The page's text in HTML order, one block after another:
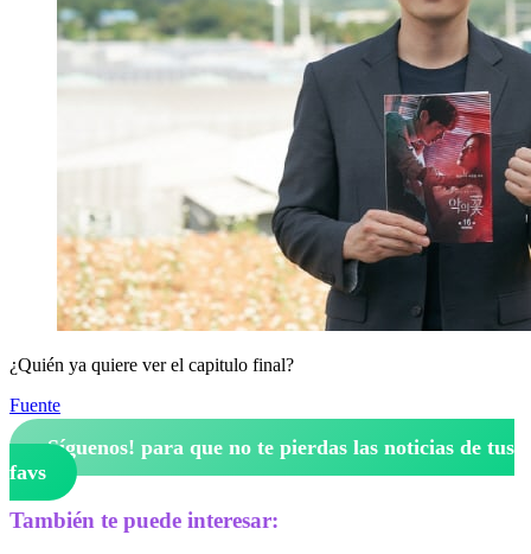
¿Quién ya quiere ver el capitulo final?
Fuente
¡Síguenos! para que no te pierdas las noticias de tus
favs
También te puede interesar: